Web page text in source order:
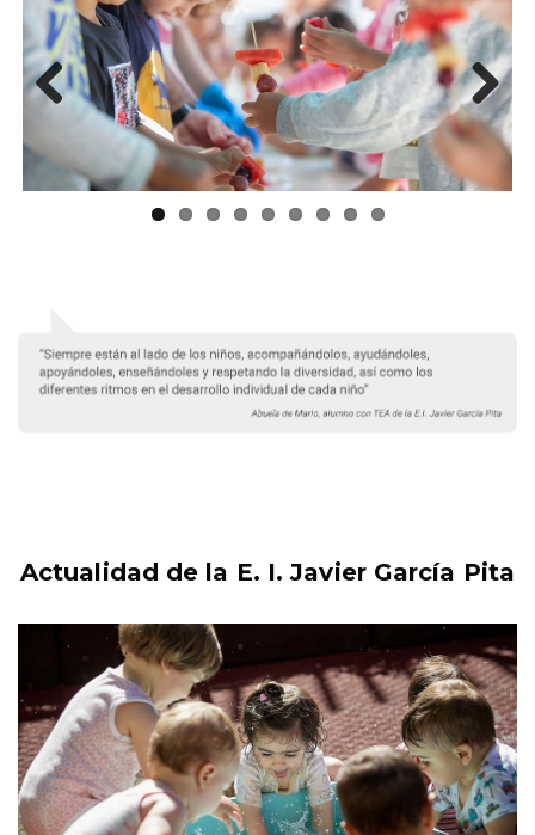
ous
Next
Actualidad de la E. I. Javier García Pita